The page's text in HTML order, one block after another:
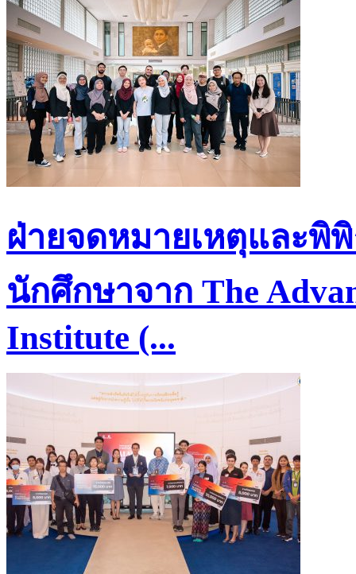
ฝ่ายจดหมายเหตุและ
นักศึกษาจาก The
Institute (...